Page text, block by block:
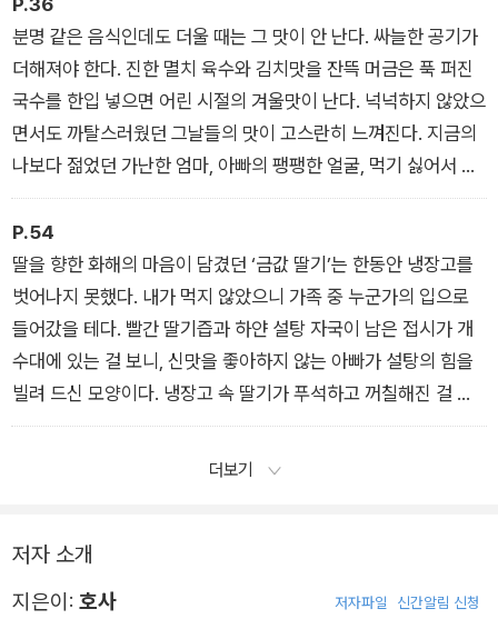
만두왕의 비밀」에서
분명 같은 음식인데도 더울 때는 그 맛이 안 난다. 싸늘한 공기가
더해져야 한다. 진한 멸치 육수와 김치맛을 잔뜩 머금은 푹 퍼진
국수를 한입 넣으면 어린 시절의 겨울맛이 난다. 넉넉하지 않았으
면서도 까탈스러웠던 그날들의 맛이 고스란히 느껴진다. 지금의
나보다 젊었던 가난한 엄마, 아빠의 팽팽한 얼굴, 먹기 싫어서 심
통이 잔뜩 난 어린 내 얼굴이 털레기 국수 한 그릇에 담겨 있다. _
「털레기 국수를 좋아하지 않는 이유」에서
P.54
딸을 향한 화해의 마음이 담겼던 ‘금값 딸기’는 한동안 냉장고를
벗어나지 못했다. 내가 먹지 않았으니 가족 중 누군가의 입으로
들어갔을 테다. 빨간 딸기즙과 하얀 설탕 자국이 남은 접시가 개
수대에 있는 걸 보니, 신맛을 좋아하지 않는 아빠가 설탕의 힘을
빌려 드신 모양이다. 냉장고 속 딸기가 푸석하고 꺼칠해진 걸 발
견한 엄마가 시든 부분을 칼로 잘라내고, 훤히 드러난 상처는 설
탕으로 덮어 아빠에게 드렸겠지. 얼마 전까지 불같이 싸우던 부부
웃기고 귀여워서 피식 웃고 말았다. _「금값 딸기를 거절했다」에
서
더보기
저자 소개
지은이: 호사 저자파일 신간알림 신청